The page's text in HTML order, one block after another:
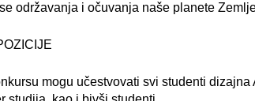
održavanja i očuvanja naše planete
mogu učestvovati svi studenti